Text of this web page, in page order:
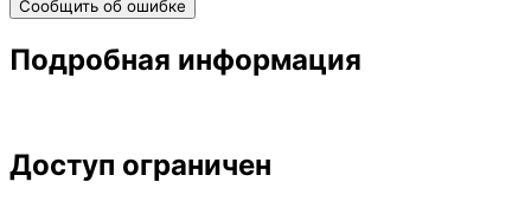
Сообщить об ошибке
Подробная информация
Доступ ограничен